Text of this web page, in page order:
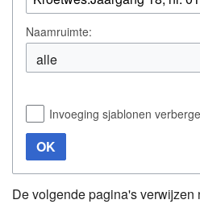
Naamruimte:
Invoeging sjablonen
OK
De volgende pagina's verwijzen